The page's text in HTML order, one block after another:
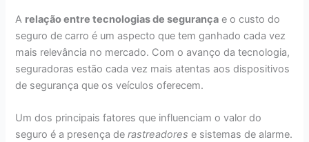
A relação entre tecnologias de segurança e o custo do
seguro de carro é um aspecto que tem ganhado cada vez
mais relevância no mercado. Com o avanço da tecnologia,
seguradoras estão cada vez mais atentas aos dispositivos
de segurança que os veículos oferecem.
Um dos principais fatores que influenciam o valor do
seguro é a presença derastreadores e sistemas de alarme.